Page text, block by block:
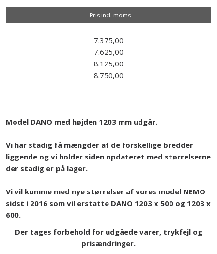
Pris incl. moms
7.375,00
7.625,00
8.125,00
8.750,00
Model DANO med højden 1203 mm udgår.
Vi har stadig få mængder af de forskellige bredder
liggende og vi holder siden opdateret med størrelserne
der stadig er på lager.​
Vi vil komme med nye størrelser af vores model NEMO
sidst i 2016 som vil erstatte DANO 1203 x 500 og 1203 x
600.
Der tages forbehold for udgåede varer, trykfejl og
prisændringer.​